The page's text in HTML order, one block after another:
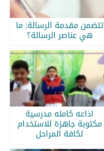
تتضمن مقدمة الرسالة: ما
هي عناصر الرسالة؟
اذاعه كامله مدرسية
مكتوبة جاهزة للاستخدام
لكافة المراحل